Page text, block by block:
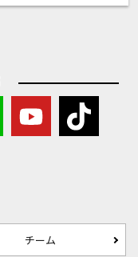
チーム